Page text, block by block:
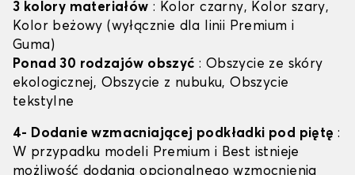
3 kolory materiałów : Kolor czarny, Kolor szary,
Kolor beżowy (wyłącznie dla linii Premium i
Guma)
Ponad 30 rodzajów obszyć : Obszycie ze skóry
ekologicznej, Obszycie z nubuku, Obszycie
tekstylne
4- Dodanie wzmacniającej podkładki pod piętę :
W przypadku modeli Premium i Best istnieje
możliwość dodania opcjonalnego wzmocnienia